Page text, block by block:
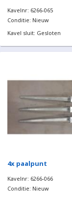
Kavelnr: 6266-065
Conditie: Nieuw
Kavel sluit: Gesloten
4x paalpunt
Kavelnr: 6266-066
Conditie: Nieuw